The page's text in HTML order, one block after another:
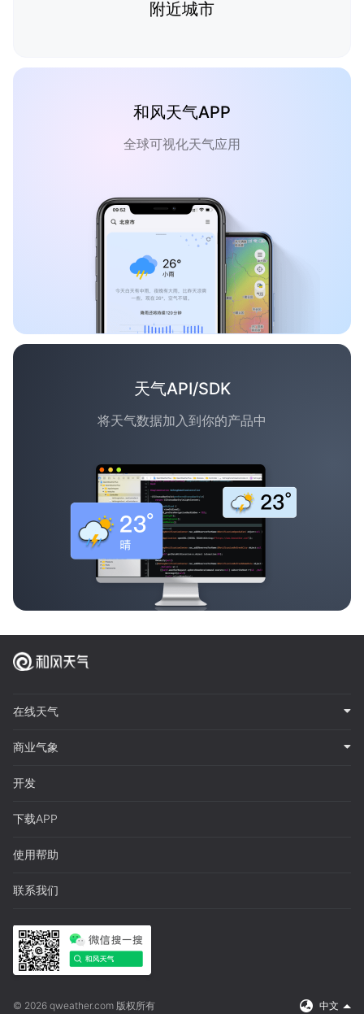
附近城市
和风天气APP
全球可视化天气应用
天气API/SDK
将天气数据加入到你的产品中
在线天气
商业气象
开发
下载APP
使用帮助
联系我们
© 2026 qweather.com 版权所有 中文